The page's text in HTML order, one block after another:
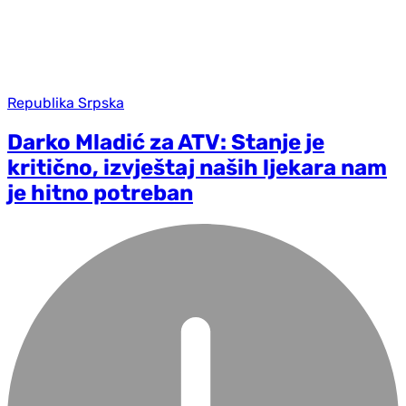
Republika Srpska
Darko Mladić za ATV: Stanje je
kritično, izvještaj naših ljekara nam
je hitno potreban